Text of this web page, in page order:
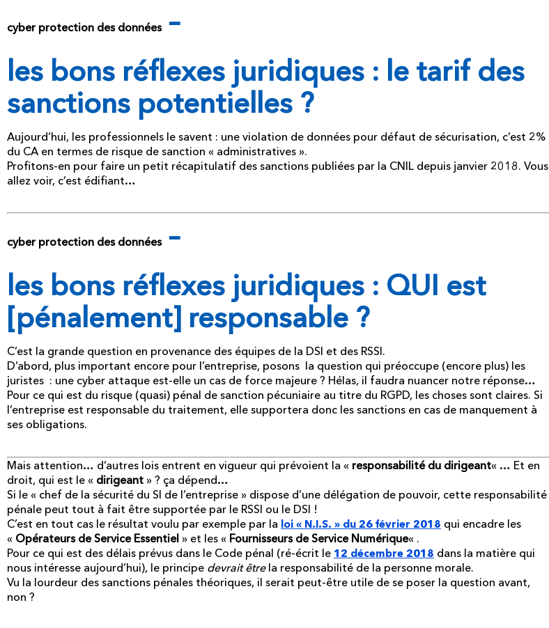
cyber protection des données–
les bons réflexes juridiques : le tarif des
sanctions potentielles ?
Aujourd’hui, les professionnels le savent : une violation de données pour défaut de sécurisation, c’est 2%
du CA en termes de risque de sanction « administratives ».
Profitons-en pour faire un petit récapitulatif des sanctions publiées par la CNIL depuis janvier 2018. Vous
allez voir, c’est édifiant…
cyber protection des données–
les bons réflexes juridiques : QUI est
[pénalement] responsable ?
C’est la grande question en provenance des équipes de la DSI et des RSSI.
D’abord, plus important encore pour l’entreprise, posons la question qui préoccupe (encore plus) les
juristes : une cyber attaque est-elle un cas de force majeure ? Hélas, il faudra nuancer notre réponse…
Pour ce qui est du risque (quasi) pénal de sanction pécuniaire au titre du RGPD, les choses sont claires. Si
l’entreprise est responsable du traitement, elle supportera donc les sanctions en cas de manquement à
ses obligations.
Mais attention… d’autres lois entrent en vigueur qui prévoient la « responsabilité du dirigeant« … Et en
droit, qui est le « dirigeant » ? ça dépend…
Si le « chef de la sécurité du SI de l’entreprise » dispose d’une délégation de pouvoir, cette responsabilité
pénale peut tout à fait être supportée par le RSSI ou le DSI !
C’est en tout cas le résultat voulu par exemple par la loi « N.I.S. » du 26 février 2018 qui encadre les
« Opérateurs de Service Essentiel » et les « Fournisseurs de Service Numérique« .
Pour ce qui est des délais prévus dans le Code pénal (ré-écrit le 12 décembre 2018 dans la matière qui
nous intéresse aujourd’hui), le principe devrait êtrela responsabilité de la personne morale.
Vu la lourdeur des sanctions pénales théoriques, il serait peut-être utile de se poser la question avant,
non ?